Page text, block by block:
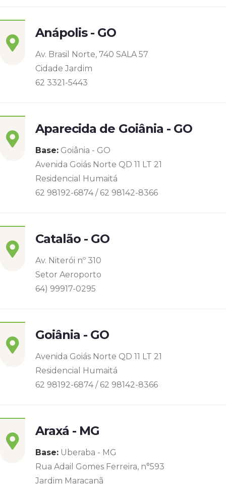
Anápolis - GO
Av. Brasil Norte, 740 SALA 57
Cidade Jardim
62 3321-5443
Aparecida de Goiânia - GO
Base: Goiânia - GO
Avenida Goiás Norte QD 11 LT 21
Residencial Humaitá
62 98192-6874 / 62 98142-8366
Catalão - GO
Av. Niterói nº 310
Setor Aeroporto
64) 99917-0295
Goiânia - GO
Avenida Goiás Norte QD 11 LT 21
Residencial Humaitá
62 98192-6874 / 62 98142-8366
Araxá - MG
Base: Uberaba - MG
Rua Adail Gomes Ferreira, n°593
Jardim Maracanã